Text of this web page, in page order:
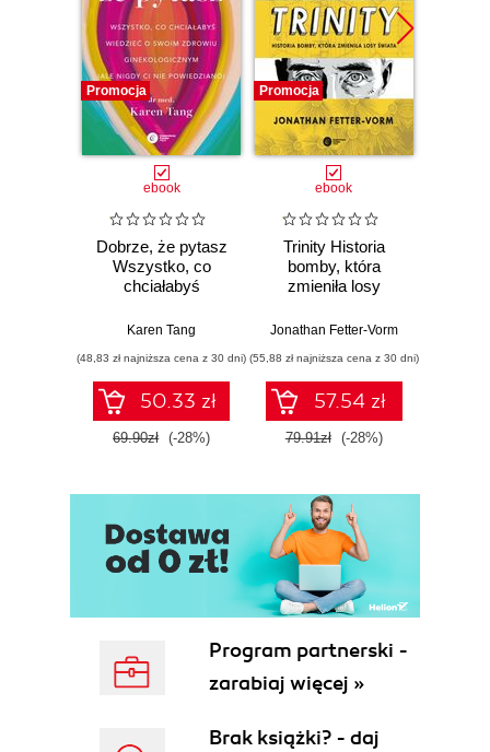
Promocja
ebook
Dobrze, że pytasz
Wszystko, co
chciałabyś
zdrowiu
(ale nigdy Ci nie
powiedziano)
Karen Tang
(48,83 zł najniższa cena z 30 dni)
50.33 zł
69.90zł (-28%)
Promocja
ebook
Trinity Historia
bomby, która
zmieniła losy
Jonathan Fetter-Vorm
(55,88 zł najniższa cena z 30 dni)
57.54 zł
79.91zł (-28%)
Program partnerski -
zarabiaj więcej »
Brak książki? - daj